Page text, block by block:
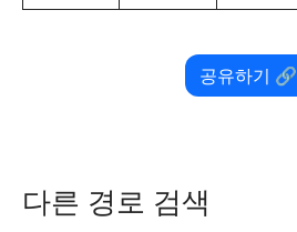
공유하기 🔗
다른 경로 검색